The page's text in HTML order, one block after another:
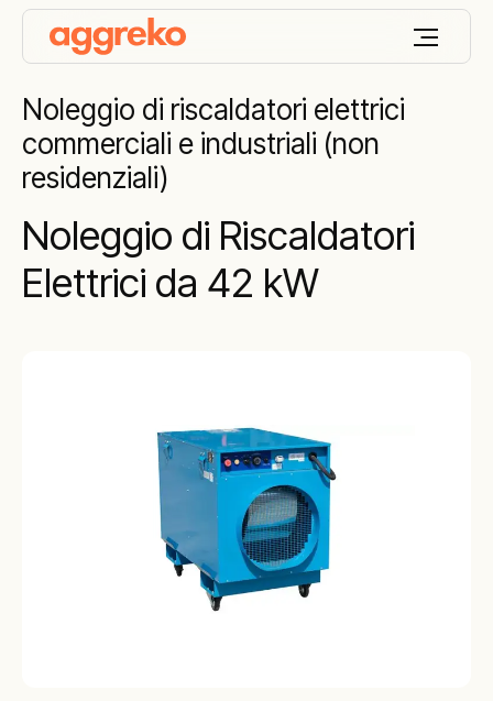
Noleggio di riscaldatori elettrici
commerciali e industriali (non
residenziali)
Noleggio di Riscaldatori
Elettrici da 42 kW